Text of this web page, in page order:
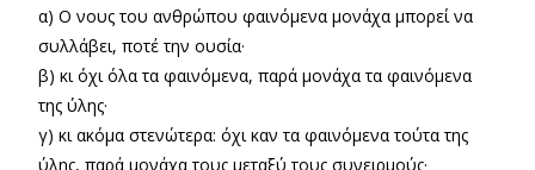
α) Ο νους του ανθρώπου φαινόμενα μονάχα μπορεί να
συλλάβει, ποτέ την ουσία·
β) κι όχι όλα τα φαινόμενα, παρά μονάχα τα φαινόμενα
της ύλης·
γ) κι ακόμα στενώτερα: όχι καν τα φαινόμενα τούτα της
ύλης, παρά μονάχα τους μεταξύ τους συνειρμούς·